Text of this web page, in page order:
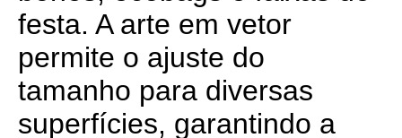
festa. A arte em vetor
permite o ajuste do
tamanho para diversas
superfícies, garantindo a